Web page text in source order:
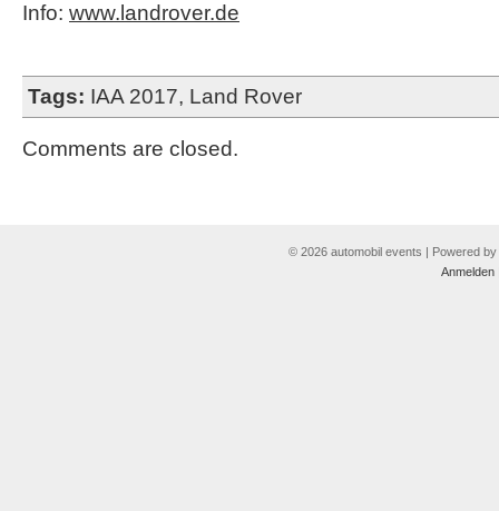
Info: www.landrover.de
Tags: IAA 2017, Land Rover
Comments are closed.
© 2026 automobil events | Powered by
Anmelden|